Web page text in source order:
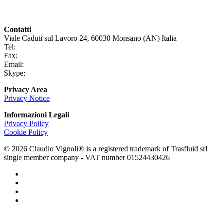
Contatti
Viale Caduti sul Lavoro 24, 60030 Monsano (AN) Italia
Tel:
Fax:
Email:
Skype:
Privacy Area
Privacy Notice
Informazioni Legali
Privacy Policy
Cookie Policy
© 2026 Claudio Vignoli® is a registered trademark of Trasfluid srl
single member company - VAT number 01524430426